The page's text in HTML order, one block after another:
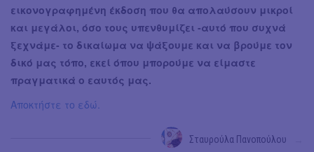
εικονογραφημένη έκδοση που θα απολαύσουν μικροί
και μεγάλοι, όσο τους υπενθυμίζει -αυτό που συχνά
ξεχνάμε- το δικαίωμα να ψάξουμε και να βρούμε τον
δικό μας τόπο, εκεί όπου μπορούμε να είμαστε
πραγματικά ο εαυτός μας.
Αποκτήστε το εδώ.
Σταυρούλα Πανοπούλου